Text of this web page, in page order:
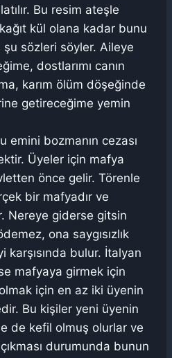
Bu resim ateşle
kül olana kadar bunu
şu sözleri söyler. Aileye
dostlarımı canın
karım ölüm döşeğinde
getireceğime yemin
emini bozmanın cezası
Üyeler için mafya
önce gelir. Törenle
bir mafyadır ve
Nereye giderse gitsin
ona saygısızlık
bulur. İtalyan
mafyaya girmek için
için en az iki üyenin
Bu kişiler yeni üyenin
de kefil olmuş olurlar ve
durumunda bunun